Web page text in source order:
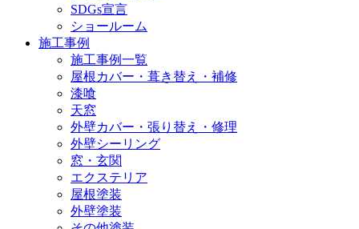
SDGs宣言
ショールーム
施工事例
施工事例一覧
屋根カバー・葺き替え・補修
漆喰
天窓
外壁カバー・張り替え・修理
外壁シーリング
窓・玄関
エクステリア
屋根塗装
外壁塗装